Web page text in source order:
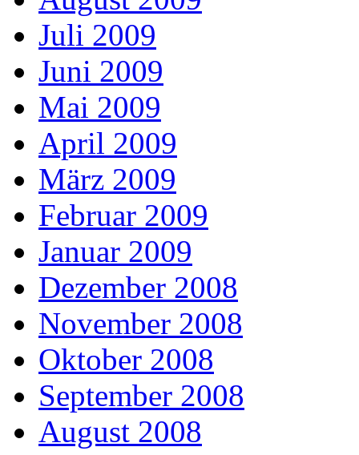
Juli 2009
Juni 2009
Mai 2009
April 2009
März 2009
Februar 2009
Januar 2009
Dezember 2008
November 2008
Oktober 2008
September 2008
August 2008